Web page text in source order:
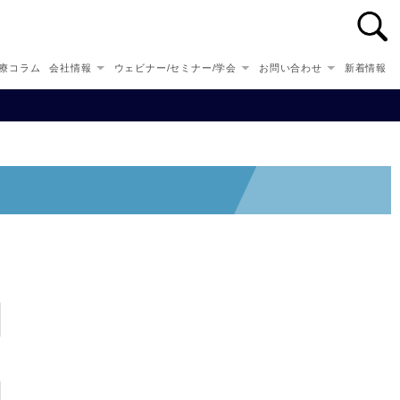
コラム 会社情報 ウェビナー/セミナー/学会 お問い合わせ 新着情報